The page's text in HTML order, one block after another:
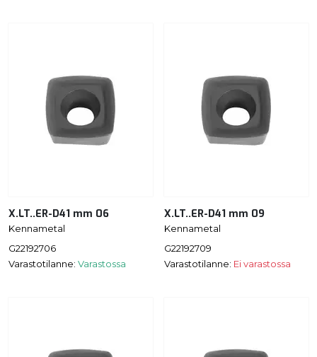
X.LT..ER-D41 mm 06
Kennametal
G22192706
Varastotilanne: Varastossa
X.LT..ER-D41 mm 09
Kennametal
G22192709
Varastotilanne: Ei varastossa